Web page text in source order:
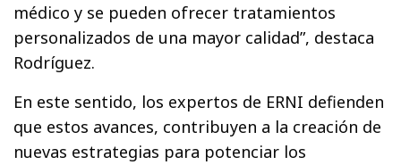
médico y se pueden ofrecer tratamientos
personalizados de una mayor calidad”, destaca
Rodríguez.
En este sentido, los expertos de ERNI defienden
que estos avances, contribuyen a la creación de
nuevas estrategias para potenciar los